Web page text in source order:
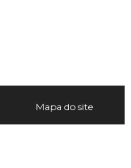
Mapa do site